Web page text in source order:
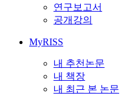
연구보고서
공개강의
MyRISS
내 추천논문
내 책장
내 최근 본 논문